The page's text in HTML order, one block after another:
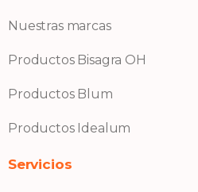
Nuestras marcas
Productos Bisagra OH
Productos Blum
Productos Idealum
Servicios